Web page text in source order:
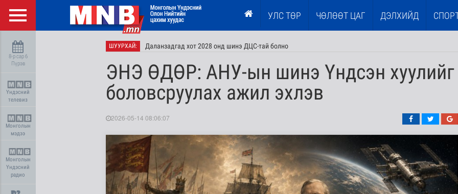
УЛС ТӨР ЧӨЛӨӨТ ЦАГ ДЭЛХИЙД
8-р сар 6
Пүрэв
Үндэсний
телевиз
Монголын
мэдээ
Монголын
Үндэсний
радио
ШУУРХАЙ: Даланзадгад хот 2028 онд шинэ ДЦС-тай болно
ЭНЭ ӨДӨР: АНУ-ын шинэ Үндсэн хуулийг
боловсруулах ажил эхлэв
2026-05-14 08:06:07